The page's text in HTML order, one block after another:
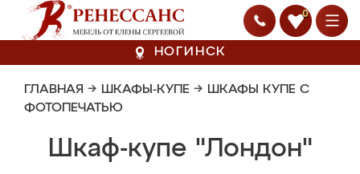
0
НОГИНСК
ГЛАВНАЯ → ШКАФЫ-КУПЕ → ШКАФЫ КУПЕ С
ФОТОПЕЧАТЬЮ
Шкаф-купе "Лондон"